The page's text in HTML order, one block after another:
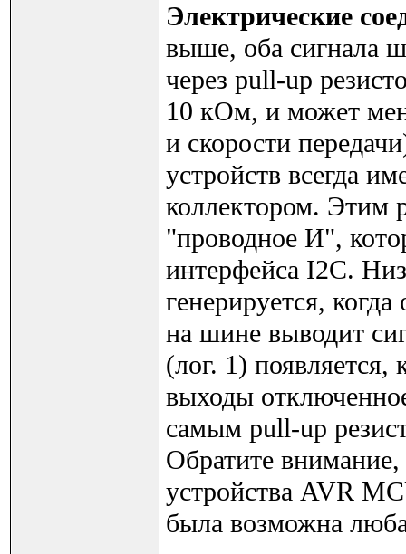
Электрические
выше, оба сигнала
через pull-up
10 кОм, и может
и скорости
устройств всегда
коллектором. Этим
"проводное И",
интерфейса I2C.
генерируется,
на шине выводит
(лог. 1) появляется,
выходы
самым pull-up
Обратите
устройства AVR
была возможна